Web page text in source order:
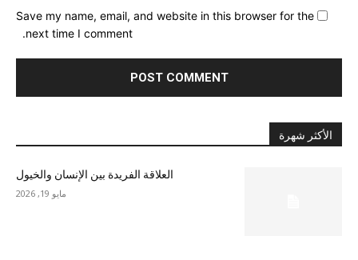
Save my name, email, and website in this browser for the
next time I comment.
الأكثر شهرة
العلاقة الفريدة بين الإنسان والخيول
مايو 19, 2026